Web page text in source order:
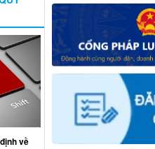
về